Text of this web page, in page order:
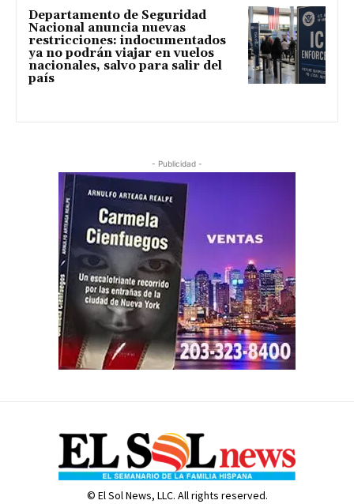
Departamento de Seguridad
Nacional anuncia nuevas
restricciones: indocumentados
ya no podrán viajar en vuelos
nacionales, salvo para salir del
país
- Publicidad -
© El Sol News, LLC. All rights reserved.